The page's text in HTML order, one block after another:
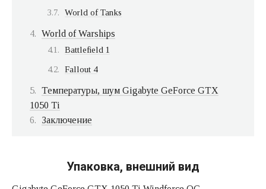
World of Tanks
World of Warships
Battlefield 1
Fallout 4
Температуры, шум Gigabyte GeForce GTX
1050 Ti
Заключение
Упаковка, внешний вид